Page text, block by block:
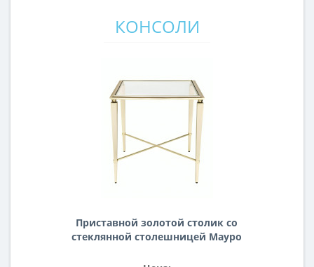
КОНСОЛИ
Приставной золотой столик со
стеклянной столешницей Мауро